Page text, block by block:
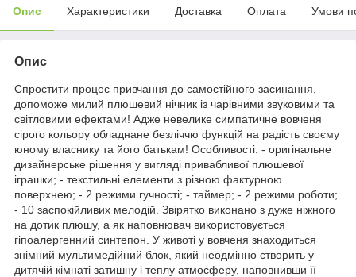
Опис Характеристики Доставка Оплата Умови
Опис
Спростити процес привчання до самостійного засинання,
допоможе милий плюшевий нічник із чарівними звуковими та
світловими ефектами! Адже невелике симпатичне вовченя
сірого кольору обладнане безліччю функцій на радість своєму
юному власнику та його батькам! Особливості: - оригінальне
дизайнерське рішення у вигляді привабливої ​​плюшевої
іграшки; - текстильні елементи з різною фактурною
поверхнею; - 2 режими гучності; - таймер; - 2 режими роботи;
- 10 заспокійливих мелодій. Звірятко виконано з дуже ніжного
на дотик плюшу, а як наповнювач використовується
гіпоалергенний синтепон. У животі у вовченя знаходиться
знімний мультимедійний блок, який неодмінно створить у
дитячій кімнаті затишну і теплу атмосферу, наповнивши її